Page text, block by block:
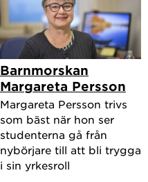
Barnmorskan
Margareta Persson
Margareta Persson trivs
som bäst när hon ser
studenterna gå från
nybörjare till att bli trygga
i sin yrkesroll